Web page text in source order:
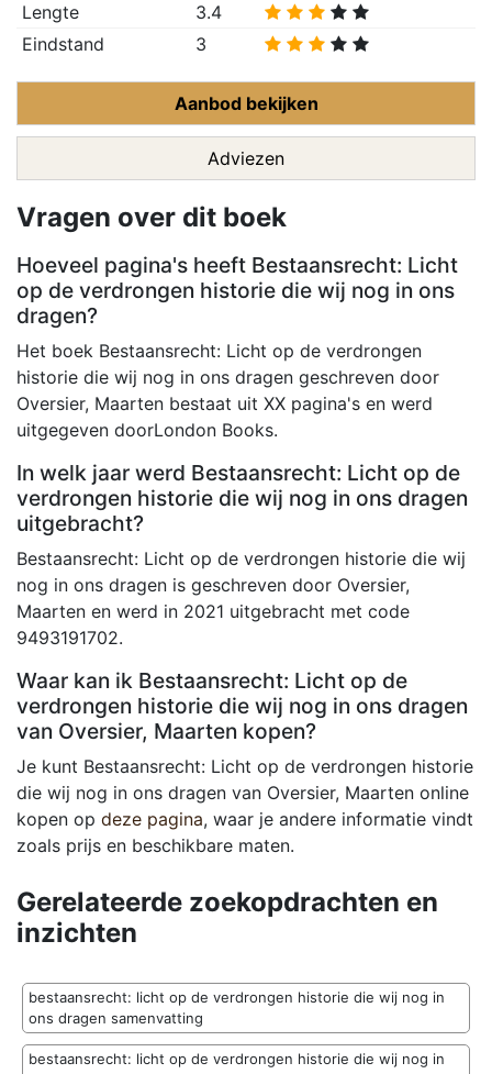
Lengte
3.4
Eindstand
3
Aanbod bekijken
Adviezen
Vragen over dit boek
Hoeveel pagina's heeft Bestaansrecht: Licht
op de verdrongen historie die wij nog in ons
dragen?
Het boek Bestaansrecht: Licht op de verdrongen
historie die wij nog in ons dragen geschreven door
Oversier, Maarten bestaat uit XX pagina's en werd
uitgegeven doorLondon Books.
In welk jaar werd Bestaansrecht: Licht op de
verdrongen historie die wij nog in ons dragen
uitgebracht?
Bestaansrecht: Licht op de verdrongen historie die wij
nog in ons dragen is geschreven door Oversier,
Maarten en werd in 2021 uitgebracht met code
9493191702.
Waar kan ik Bestaansrecht: Licht op de
verdrongen historie die wij nog in ons dragen
van Oversier, Maarten kopen?
Je kunt Bestaansrecht: Licht op de verdrongen historie
die wij nog in ons dragen van Oversier, Maarten online
kopen op deze pagina, waar je andere informatie vindt
zoals prijs en beschikbare maten.
Gerelateerde zoekopdrachten en
inzichten
bestaansrecht: licht op de verdrongen historie die wij nog in
ons dragen samenvatting
bestaansrecht: licht op de verdrongen historie die wij nog in